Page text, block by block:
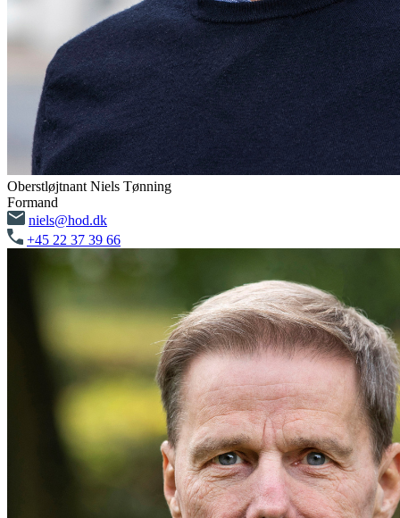
Oberstløjtnant Niels Tønning
Formand
niels@hod.dk
+45 22 37 39 66